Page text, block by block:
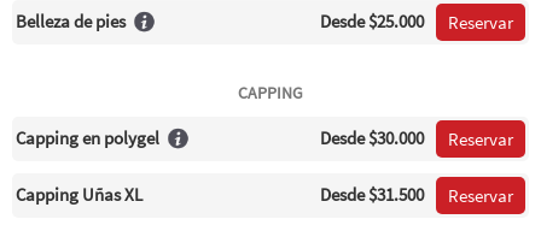
Belleza de pies Desde$25.000 Reservar
CAPPING
Capping en polygel Desde$30.000 Reservar
Capping Uñas XL Desde$31.500 Reservar